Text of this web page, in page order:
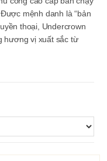
mệnh danh là “bản
thoại, Undercrown
hương vị xuất sắc từ